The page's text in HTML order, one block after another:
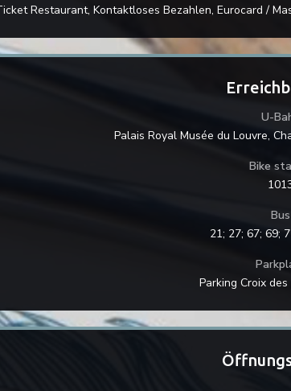
Restaurant, Kontaktloses Bezahlen, Eurocard /
U-
Palais Royal Musée du Louvre,
Bike
Bus
21; 27; 67; 69;
Parking Croix